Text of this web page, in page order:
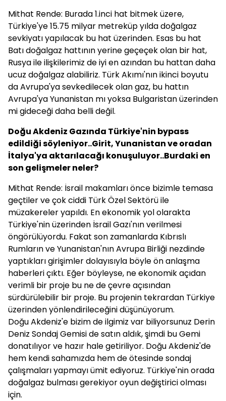
Mithat Rende: Burada 1.inci hat bitmek üzere,
Türkiye'ye 15.75 milyar metreküp yılda doğalgaz
sevkiyatı yapılacak bu hat üzerinden. Esas bu hat
Batı doğalgaz hattının yerine geçeçek olan bir hat,
Rusya ile ilişkilerimiz de iyi en azından bu hattan daha
ucuz doğalgaz alabiliriz. Türk Akımı'nın ikinci boyutu
da Avrupa'ya sevkedilecek olan gaz, bu hattın
Avrupa'ya Yunanistan mı yoksa Bulgaristan üzerinden
mi gideceği daha belli değil.
Doğu Akdeniz Gazında Türkiye'nin bypass
edildiği söyleniyor..Girit, Yunanistan ve oradan
İtalya'ya aktarılacağı konuşuluyor..Burdaki en
son gelişmeler neler?
Mithat Rende: İsrail makamları önce bizimle temasa
geçtiler ve çok ciddi Türk Özel Sektörü ile
müzakereler yapıldı. En ekonomik yol olarakta
Türkiye'nin üzerinden İsrail Gazı'nın verilmesi
öngörülüyordu. Fakat son zamanlarda Kıbrıslı
Rumların ve Yunanistan'nın Avrupa Birliği nezdinde
yaptıkları girişimler dolayısıyla böyle ön anlaşma
haberleri çıktı. Eğer böyleyse, ne ekonomik açıdan
verimli bir proje bu ne de çevre açısından
sürdürülebilir bir proje. Bu projenin tekrardan Türkiye
üzerinden yönlendirileceğini düşünüyorum.
Doğu Akdeniz'e bizim de ilgimiz var biliyorsunuz Derin
Deniz Sondaj Gemisi de satın aldık, şimdi bu Gemi
donatılıyor ve hazır hale getiriliyor. Doğu Akdeniz'de
hem kendi sahamızda hem de ötesinde sondaj
çalışmaları yapmayı ümit ediyoruz. Türkiye'nin orada
doğalgaz bulması gerekiyor oyun değiştirici olması
için.